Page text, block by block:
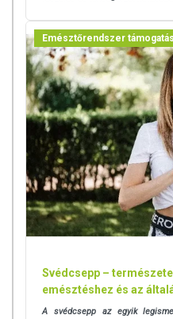
Emésztőrendszer
Svédcsepp –
emésztéshez és az
A svédcsepp az egyik